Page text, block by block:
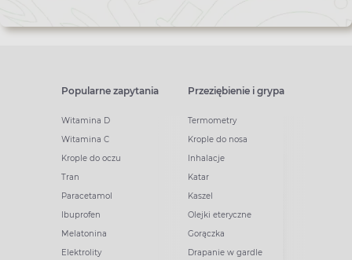
Popularne zapytania
Witamina D
Witamina C
Krople do oczu
Tran
Paracetamol
Ibuprofen
Melatonina
Elektrolity
Przeziębienie i grypa
Termometry
Krople do nosa
Inhalacje
Katar
Kaszel
Olejki eteryczne
Gorączka
Drapanie w gardle